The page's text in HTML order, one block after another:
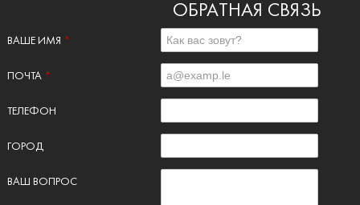
ОБРАТНАЯ СВЯЗЬ
ВАШЕ ИМЯ *
ПОЧТА *
ТЕЛЕФОН
ГОРОД
ВАШ ВОПРОС